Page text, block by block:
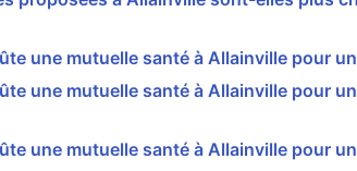
une mutuelle santé à Allainville pour
une mutuelle santé à Allainville pour
une mutuelle santé à Allainville pour